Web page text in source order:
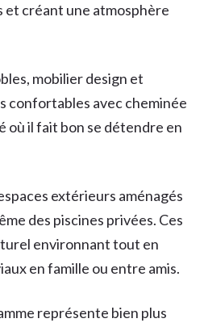
et créant une atmosphère
mobilier design et
confortables avec cheminée
où il fait bon se détendre en
extérieurs aménagés
des piscines privées. Ces
environnant tout en
en famille ou entre amis.
représente bien plus